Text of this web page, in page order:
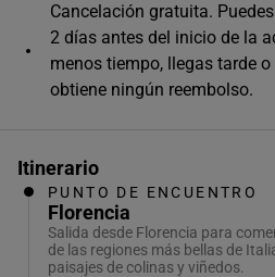
Cancelación gratuita.
2 días antes del inicio de la
menos tiempo, llegas tarde
obtiene ningún reembolso.
Itinerario
PUNTO DE ENCUENTRO
Florencia
Salida desde Florencia para
de las regiones más bellas de
paisajes de colinas y viñedos.